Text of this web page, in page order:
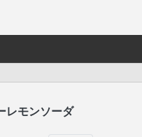
レモンソーダ